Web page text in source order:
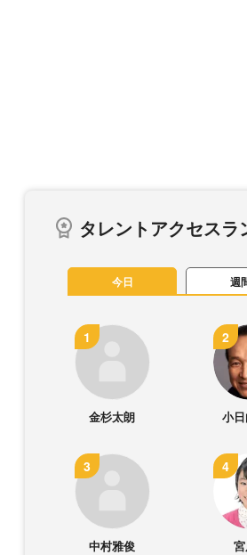
タレントアクセスラ
今日 週
金杉太朗 小
中村雅俊